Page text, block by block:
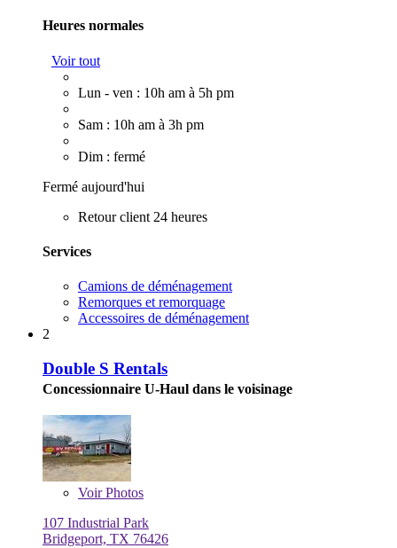
Heures normales
Voir tout
Lun - ven : 10h am à 5h pm
Sam : 10h am à 3h pm
Dim : fermé
Fermé aujourd'hui
Retour client 24 heures
Services
Camions de déménagement
Remorques et remorquage
Accessoires de déménagement
2
Double S Rentals
Concessionnaire U-Haul dans le voisinage
VoirPhotos
107 Industrial Park
Bridgeport, TX 76426